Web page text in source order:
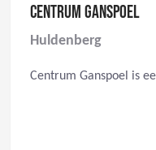
CENTRUM GANSPOEL
Huldenberg
Centrum Ganspoel is